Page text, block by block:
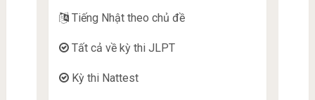
Tiếng Nhật theo chủ đề
Tất cả về kỳ thi JLPT
Kỳ thi Nattest